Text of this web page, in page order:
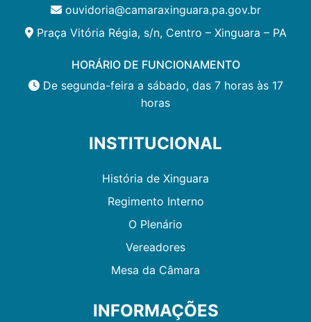
ouvidoria@camaraxinguara.pa.gov.br
Praça Vitória Régia, s/n, Centro – Xinguara – PA
HORÁRIO DE FUNCIONAMENTO
De segunda-feira a sábado, das 7 horas às 17
horas
INSTITUCIONAL
História de Xinguara
Regimento Interno
O Plenário
Vereadores
Mesa da Câmara
INFORMAÇÕES